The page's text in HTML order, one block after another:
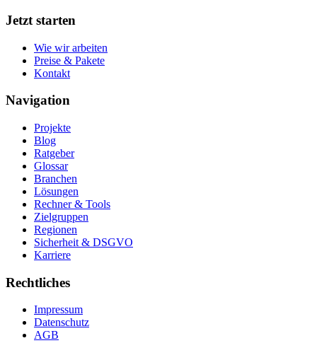
Jetzt starten
Wie wir arbeiten
Preise & Pakete
Kontakt
Navigation
Projekte
Blog
Ratgeber
Glossar
Branchen
Lösungen
Rechner & Tools
Zielgruppen
Regionen
Sicherheit & DSGVO
Karriere
Rechtliches
Impressum
Datenschutz
AGB